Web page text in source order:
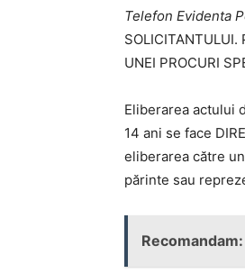
Telefon Evidenta
UNEI PROCURI
Eliberarea actului
14 ani se face
eliberarea către
părinte sau
Recomandam: